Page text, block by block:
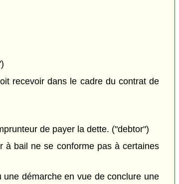
recevoir dans le cadre du contrat de
de payer la dette. ("debtor")
à bail ne se conforme pas à certaines
démarche en vue de conclure une